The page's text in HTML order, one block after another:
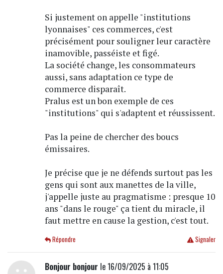
Si justement on appelle "institutions
lyonnaises" ces commerces, c'est
précisément pour souligner leur caractère
inamovible, passéiste et figé.
La société change, les consommateurs
aussi, sans adaptation ce type de
commerce disparaît.
Pralus est un bon exemple de ces
"institutions" qui s'adaptent et réussissent.
Pas la peine de chercher des boucs
émissaires.
Je précise que je ne défends surtout pas les
gens qui sont aux manettes de la ville,
j'appelle juste au pragmatisme : presque 10
ans "dans le rouge" ça tient du miracle, il
faut mettre en cause la gestion, c'est tout.
Signaler
Répondre
Bonjour bonjour le 16/09/2025 à 11:05